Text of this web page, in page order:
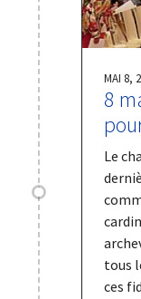
MAI 8,
8
Le
tous
ces